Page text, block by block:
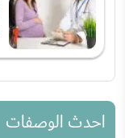
احدث الوصفات